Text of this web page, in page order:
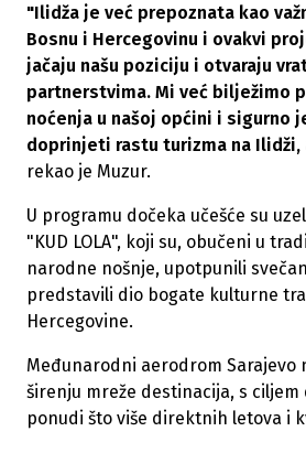
"Ilidža je već prepoznata kao
Bosnu i Hercegovinu i ovakvi
jačaju našu poziciju i otvaraju
partnerstvima. Mi već bilježimo
noćenja u našoj općini i sigurno
doprinjeti rastu turizma na Ilidži,
rekao je Muzur.
U programu dočeka učešće su
"KUD LOLA", koji su, obučeni u
narodne nošnje, upotpunili
predstavili dio bogate kulturne
Hercegovine.
Međunarodni aerodrom Sarajevo
širenju mreže destinacija, s
ponudi što više direktnih letova i